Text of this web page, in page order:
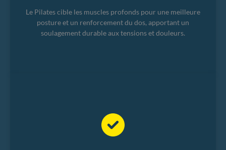
Le Pilates cible les muscles profonds pour une meilleure
posture et un renforcement du dos, apportant un
soulagement durable aux tensions et douleurs.